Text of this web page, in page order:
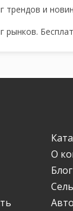
трендов и
рынков.
О
Блог